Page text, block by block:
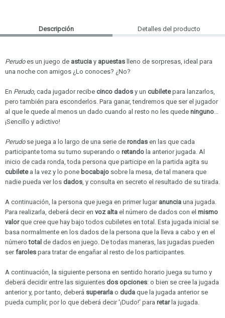
Descripción Detalles del producto
Perudoes un juego de astucia y apuestas lleno de sorpresas, ideal para
una noche con amigos ¿Lo conoces? ¿No?
En Perudo, cada jugador recibe cinco dados y un cubiletepara lanzarlos,
pero también para esconderlos. Para ganar, tendremos que ser el jugador
al que le quede al menos un dado cuando al resto no les quede ninguno…
¡Sencillo y adictivo!
Perudose juega a lo largo de una serie de rondas en las que cada
participante toma su turno superando o retando la anterior jugada. Al
inicio de cada ronda, toda persona que participe en la partida agita su
cubiletea la vez y lo pone bocabajo sobre la mesa, de tal manera que
nadie pueda ver los dados, y consulta en secreto el resultado de su tirada.
A continuación, la persona que juega en primer lugar anuncia una jugada.
Para realizarla, deberá decir en voz alta el número de dados con el mismo
valorque cree que hay bajo todos cubiletes en total. Esta jugada inicial se
basa normalmente en los dados de la persona que la lleva a cabo y en el
númerototal de dados en juego. De todas maneras, las jugadas pueden
serfaroles para tratar de engañar al resto de los participantes.
A continuación, la siguiente persona en sentido horario juega su turno y
deberá decidir entre las siguientes dos opciones: o bien se cree la jugada
anterior y, por tanto, deberá superarla o duda que la jugada anterior se
pueda cumplir, por lo que deberá decir '¡Dudo!' para retarla jugada.